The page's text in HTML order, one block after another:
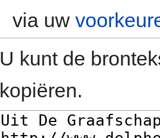
via uw
U kunt de
kopiëren.